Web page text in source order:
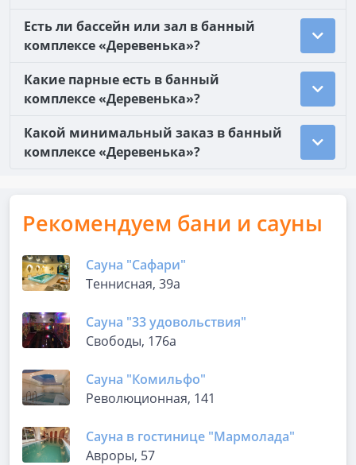
Есть ли бассейн или зал в банный
комплексе «Деревенька»?
Какие парные есть в банный
комплексе «Деревенька»?
Какой минимальный заказ в банный
комплексе «Деревенька»?
Рекомендуем бани и сауны
Сауна "Сафари"
Теннисная, 39а
Сауна "33 удовольствия"
Свободы, 176а
Сауна "Комильфо"
Революционная, 141
Сауна в гостинице "Мармолада"
Авроры, 57